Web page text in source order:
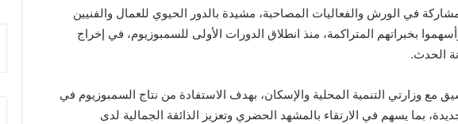
في الورش والفعاليات المصاحبة، مشيدة بالدور الحيوي للعمال والفنيين
بخبراتهم المتراكمة، منذ انطلاق الدورات الأولى للسمبوزيوم، في إخراج
الحدث.
مع وزارتي التنمية المحلية والإسكان، بهدف الاستفادة من نتاج السمبوزيوم في
بما يسهم في الارتقاء بالمشهد الحضري وتعزيز الذائقة الجمالية لدى